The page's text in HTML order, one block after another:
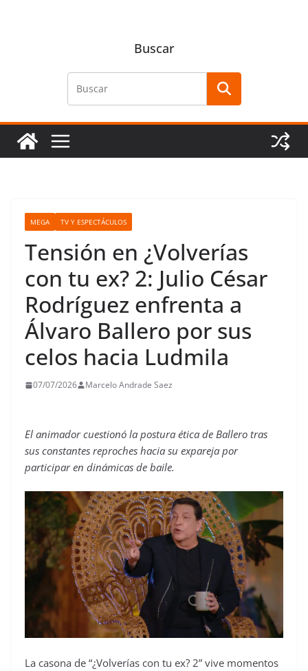
Buscar
MEGA TV Y ESPECTÁCULOS
Tensión en ¿Volverías
con tu ex? 2: Julio César
Rodríguez enfrenta a
Álvaro Ballero por sus
celos hacia Ludmila
07/07/2026 Marcelo Andrade Saez
El animador cuestionó la postura ética de Ballero tras
sus constantes reproches hacia su expareja por
participar en dinámicas de baile.
La casona de “¿Volverías con tu ex? 2” vive momentos